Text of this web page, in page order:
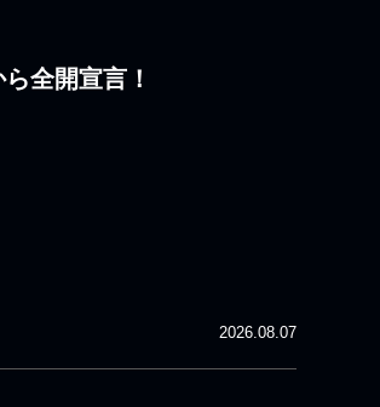
全開宣言！
2026.08.07